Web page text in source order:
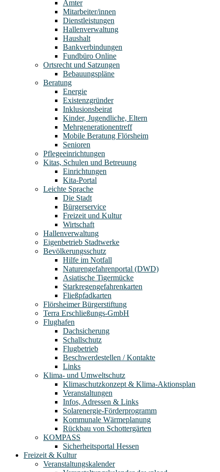
Ämter
Mitarbeiter/innen
Dienstleistungen
Hallenverwaltung
Haushalt
Bankverbindungen
Fundbüro Online
Ortsrecht und Satzungen
Bebauungspläne
Beratung
Energie
Existenzgründer
Inklusionsbeirat
Kinder, Jugendliche, Eltern
Mehrgenerationentreff
Mobile Beratung Flörsheim
Senioren
Pflegeeinrichtungen
Kitas, Schulen und Betreuung
Einrichtungen
Kita-Portal
Leichte Sprache
Die Stadt
Bürgerservice
Freizeit und Kultur
Wirtschaft
Hallenverwaltung
Eigenbetrieb Stadtwerke
Bevölkerungsschutz
Hilfe im Notfall
Naturengefahrenportal (DWD)
Asiatische Tigermücke
Starkregengefahrenkarten
Fließpfadkarten
Flörsheimer Bürgerstiftung
Terra Erschließungs-GmbH
Flughafen
Dachsicherung
Schallschutz
Flugbetrieb
Beschwerdestellen / Kontakte
Links
Klima- und Umweltschutz
Klimaschutzkonzept & Klima-Aktionsplan
Veranstaltungen
Infos, Adressen & Links
Solarenergie-Förderprogramm
Kommunale Wärmeplanung
Rückbau von Schottergärten
KOMPASS
Sicherheitsportal Hessen
Freizeit & Kultur
Veranstaltungskalender